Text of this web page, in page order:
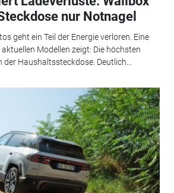
nur Notnagel
geht ein Teil der Energie verloren. Eine
Modellen zeigt: Die höchsten
Haushaltssteckdose. Deutlich...